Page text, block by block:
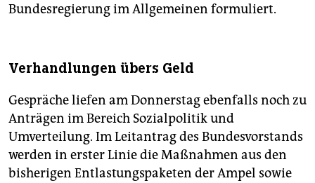
Bundesregierung im Allgemeinen formuliert.
Verhandlungen übers Geld
Gespräche liefen am Donnerstag ebenfalls noch zu
Anträgen im Bereich Sozialpolitik und
Umverteilung. Im Leitantrag des Bundesvorstands
werden in erster Linie die Maßnahmen aus den
bisherigen Entlastungspaketen der Ampel sowie